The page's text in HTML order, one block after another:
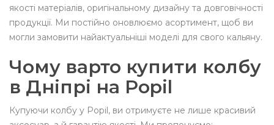
якості матеріалів, оригінальному дизайну та довговічності
продукції. Ми постійно оновлюємо асортимент, щоб ви
могли замовити найактуальніші моделі для свого кальяну.
Чому варто купити колбу
в Дніпрі на Popil
Купуючи колбу у Popil, ви отримуєте не лише красивий